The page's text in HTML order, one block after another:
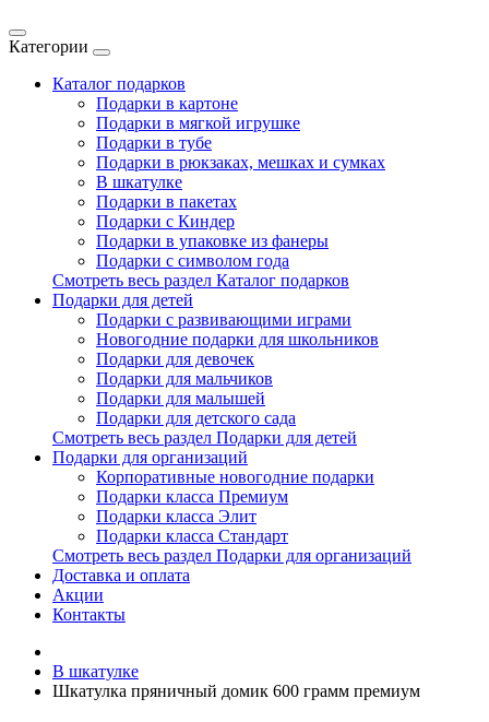
Категории
Каталог подарков
Подарки в картоне
Подарки в мягкой игрушке
Подарки в тубе
Подарки в рюкзаках, мешках и сумках
В шкатулке
Подарки в пакетах
Подарки с Киндер
Подарки в упаковке из фанеры
Подарки с символом года
Смотреть весь раздел Каталог подарков
Подарки для детей
Подарки с развивающими играми
Новогодние подарки для школьников
Подарки для девочек
Подарки для мальчиков
Подарки для малышей
Подарки для детского сада
Смотреть весь раздел Подарки для детей
Подарки для организаций
Корпоративные новогодние подарки
Подарки класса Премиум
Подарки класса Элит
Подарки класса Стандарт
Смотреть весь раздел Подарки для организаций
Доставка и оплата
Акции
Контакты
В шкатулке
Шкатулка пряничный домик 600 грамм премиум